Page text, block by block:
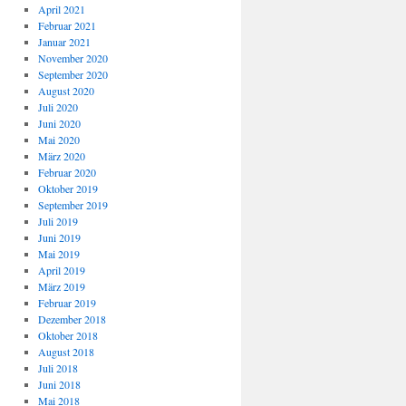
April 2021
Februar 2021
Januar 2021
November 2020
September 2020
August 2020
Juli 2020
Juni 2020
Mai 2020
März 2020
Februar 2020
Oktober 2019
September 2019
Juli 2019
Juni 2019
Mai 2019
April 2019
März 2019
Februar 2019
Dezember 2018
Oktober 2018
August 2018
Juli 2018
Juni 2018
Mai 2018